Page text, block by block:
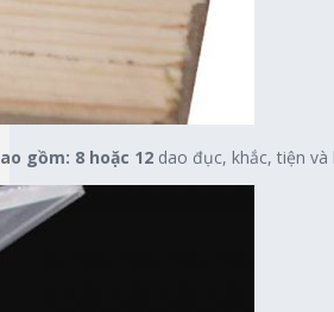
gồm: 8 hoặc 12 dao đục, khắc, tiện